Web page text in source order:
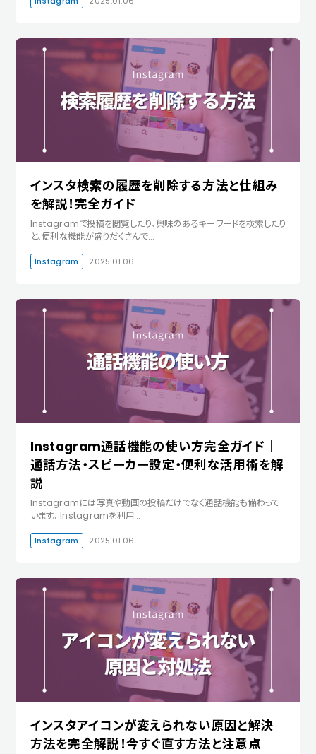
インスタ検索の履歴を削除する方法と仕組み
を解説！完全ガイド
Instagramで投稿を閲覧したり、興味のあるキーワードを検索したり
と、便利な機能が盛りだくさんで…
Instagram 2025.01.06
Instagram通話機能の使い方完全ガイド｜
通話方法・スピーカー設定・便利な活用術を解
説
Instagramには写真や動画の投稿だけでなく通話機能も備わって
います。 Instagramを利用…
Instagram 2025.01.06
インスタアイコンが変えられない原因と解決
方法を完全解説！今すぐ直す方法と注意点